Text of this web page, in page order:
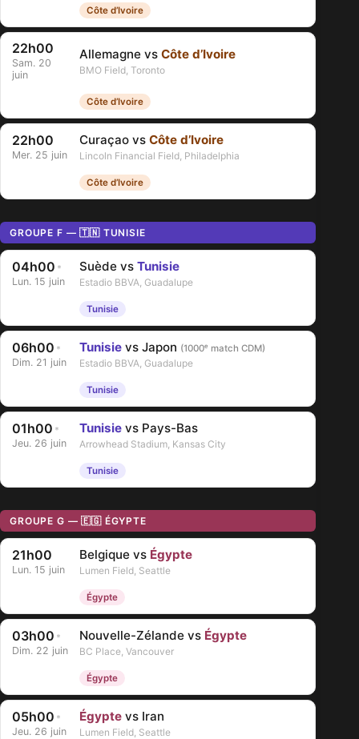
Côte d’Ivoire
22h00
Sam. 20
juin
Allemagne vs Côte d’Ivoire
BMO Field, Toronto
Côte d’Ivoire
22h00
Mer. 25 juin
Curaçao vs Côte d’Ivoire
Lincoln Financial Field, Philadelphia
Côte d’Ivoire
GROUPE F — 🇹🇳 TUNISIE
04h00 *
Lun. 15 juin
Suède vs Tunisie
Estadio BBVA, Guadalupe
Tunisie
06h00 *
Dim. 21 juin
Tunisie vs Japon (1000ᵉ match CDM)
Estadio BBVA, Guadalupe
Tunisie
01h00 *
Jeu. 26 juin
Tunisie vs Pays-Bas
Arrowhead Stadium, Kansas City
Tunisie
GROUPE G — 🇪🇬 ÉGYPTE
21h00
Lun. 15 juin
Belgique vs Égypte
Lumen Field, Seattle
Égypte
03h00 *
Dim. 22 juin
Nouvelle-Zélande vs Égypte
BC Place, Vancouver
Égypte
05h00 *
Jeu. 26 juin
Égypte vs Iran
Lumen Field, Seattle